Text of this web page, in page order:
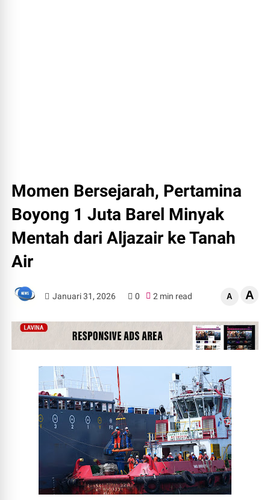
Momen Bersejarah, Pertamina
Boyong 1 Juta Barel Minyak
Mentah dari Aljazair ke Tanah
Air
Januari 31, 2026 0 2 min read A A